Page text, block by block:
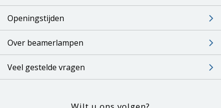
Openingstijden
Over beamerlampen
Veel gestelde vragen